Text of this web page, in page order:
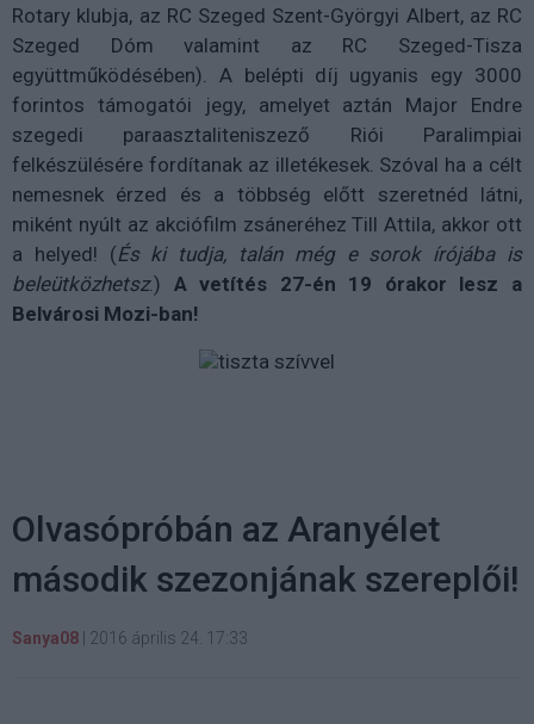
Rotary klubja, az RC Szeged Szent-Györgyi Albert, az RC
Szeged Dóm valamint az RC Szeged-Tisza
együttműködésében). A belépti díj ugyanis egy 3000
forintos támogatói jegy, amelyet aztán Major Endre
szegedi paraasztaliteniszező Riói Paralimpiai
felkészülésére fordítanak az illetékesek. Szóval ha a célt
nemesnek érzed és a többség előtt szeretnéd látni,
miként nyúlt az akciófilm zsáneréhez Till Attila, akkor ott
a helyed! (És ki tudja, talán még e sorok írójába is
beleütközhetsz.) A vetítés 27-én 19 órakor lesz a
Belvárosi Mozi-ban!
Olvasópróbán az Aranyélet
második szezonjának szereplői!
Sanya08 2016 április 24. 17:33